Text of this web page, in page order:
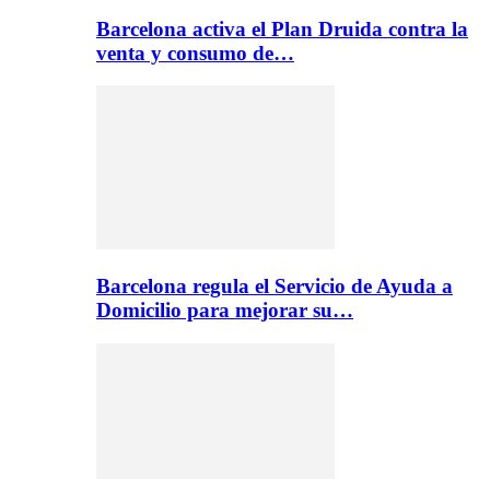
Barcelona activa el Plan Druida contra la
venta y consumo de…
Barcelona regula el Servicio de Ayuda a
Domicilio para mejorar su…